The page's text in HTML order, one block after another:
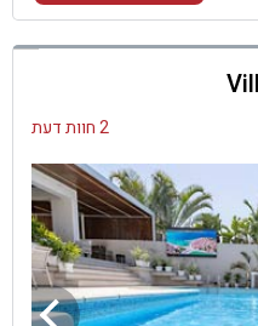
2 חוות דעת